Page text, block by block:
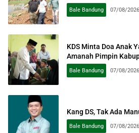
Bale Bandung 07/08/2026
KDS Minta Doa Anak
Amanah Pimpin
Bale Bandung 07/08/2026
Kang DS, Tak Ada
Bale Bandung 07/08/2026